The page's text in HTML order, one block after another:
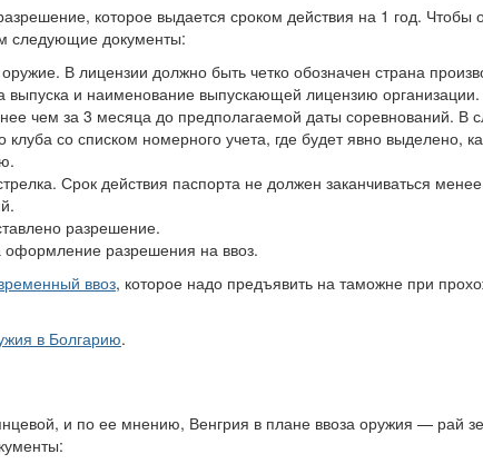
которое выдается сроком действия на 1 год. Чтобы
следующие документы:
В лицензии должно быть четко обозначен страна
и наименование выпускающей лицензию организации.
чем за 3 месяца до предполагаемой даты соревнований. В
со списком номерного учета, где будет явно выделено,
Срок действия паспорта не должен заканчиваться
разрешение.
разрешения на ввоз.
ввоз, которое надо предъявить на таможне при
в Болгарию.
и по ее мнению, Венгрия в плане ввоза оружия — рай